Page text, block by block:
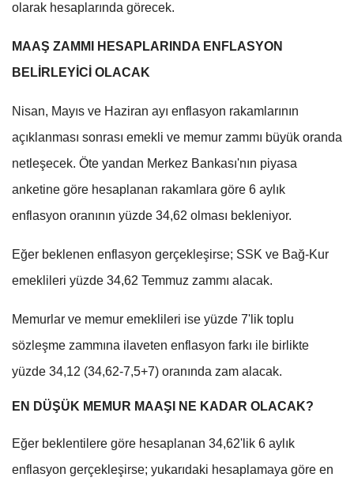
olarak hesaplarında görecek.
MAAŞ ZAMMI HESAPLARINDA ENFLASYON
BELİRLEYİCİ OLACAK
Nisan, Mayıs ve Haziran ayı enflasyon rakamlarının
açıklanması sonrası emekli ve memur zammı büyük oranda
netleşecek. Öte yandan Merkez Bankası'nın piyasa
anketine göre hesaplanan rakamlara göre 6 aylık
enflasyon oranının yüzde 34,62 olması bekleniyor.
Eğer beklenen enflasyon gerçekleşirse; SSK ve Bağ-Kur
emeklileri yüzde 34,62 Temmuz zammı alacak.
Memurlar ve memur emeklileri ise yüzde 7'lik toplu
sözleşme zammına ilaveten enflasyon farkı ile birlikte
yüzde 34,12 (34,62-7,5+7) oranında zam alacak.
EN DÜŞÜK MEMUR MAAŞI NE KADAR OLACAK?
Eğer beklentilere göre hesaplanan 34,62'lik 6 aylık
enflasyon gerçekleşirse; yukarıdaki hesaplamaya göre en